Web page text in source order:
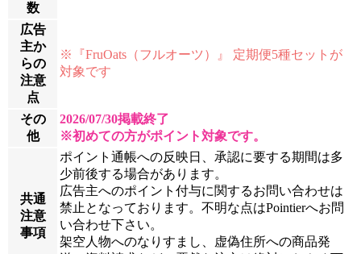
数
広告
主か
らの
注意
点
※『FruOats（フルオーツ）』 定期便5種セットが
対象です
その
他
2026/07/30掲載終了
※初めての方がポイント対象です。
共通
注意
事項
ポイント通帳への反映日、承認に要する期間は多
少前後する場合があります。
広告主へのポイント付与に関するお問い合わせは
禁止となっております。不明な点はPointierへお問
い合わせ下さい。
架空人物へのなりすまし、虚偽住所への商品発